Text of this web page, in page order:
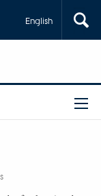
English